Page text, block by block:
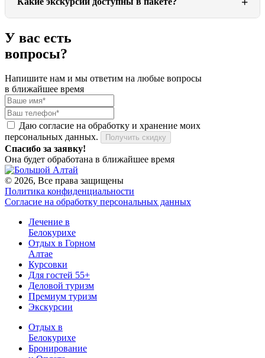
У вас есть
вопросы?
Напишите нам и мы ответим на любые вопросы
в ближайшее время
Даю согласие на обработку и хранение моих
персональных данных.
Получить скидку
Спасибо за заявку!
Она будет обработана в ближайшее время
© 2026, Все права защищены
Политика конфиденциальности
Согласие на обработку персональных данных
Лечение в
Белокурихе
Отдых в Горном
Алтае
Курсовки
Для гостей 55+
Деловой туризм
Премиум туризм
Экскурсии
Отдых в
Белокурихе
Бронирование